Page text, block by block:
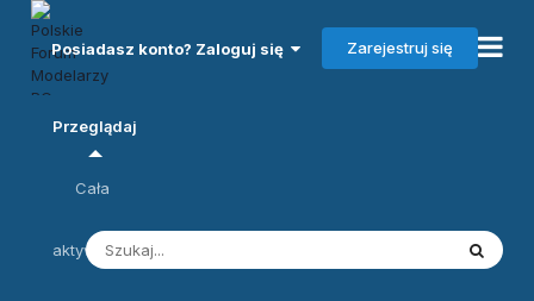
Posiadasz konto? Zaloguj się Zarejestruj się
Przeglądaj
Cała
aktywność